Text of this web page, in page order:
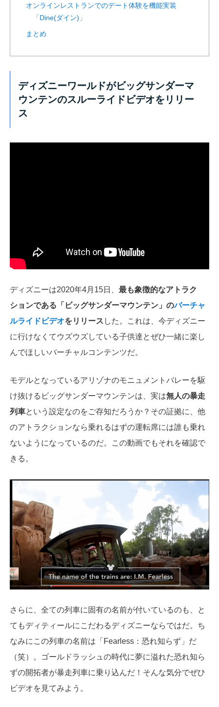
オンラインレストランでのデート体験を機能実装
「Dine(ダイン)」
まとめ
ディズニーワールドがビッグサンダーマ
ウンテンのスルーライドビデオをリリー
ス
ディズニーは2020年4月15日、 最も象徴的なアトラク
ションである「ビッグサンダーマウンテン」のバーチャ
ルライドビデオをリリース した。これは、今ディズニー
に行けなくてウズウズしている子供達とぜひ一緒に楽し
んでほしいバーチャルコンテンツだ。
モデルとなっているアリゾナのモニュメントバレーを駆
け抜けるビッグサンダーマウンテンは、実は無人の暴走
列車という設定なのをご存知だろうか？その証拠に、他
のアトラクションなら乗れるはずの運転席には誰も乗れ
ないようになっているのだ。この動画でもそれを確認で
きる。
さらに、全ての列車に固有の名前が付いているのも、と
てもディティールにこだわるディズニーならではだ。ち
なみにこの列車の名前は「Fearless：恐れ知らず」だ
（笑）。ゴールドラッシュの時代に夢に溢れた恐れ知ら
ずの開拓者が暴走列車に乗り込んだ！そんな気分でぜひ
ビデオを見てみよう。